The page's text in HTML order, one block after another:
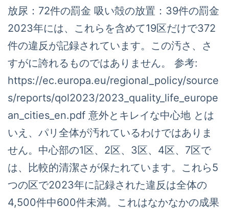
放尿：72件の罰金 吸い殻の放置：39件の罰金
2023年には、これらを含めて19区だけで372
件の違反が記録されています。この汚さ、さ
すがに誇れるものではありません。 参考:
https://ec.europa.eu/regional_policy/source
s/reports/qol2023/2023_quality_life_europe
an_cities_en.pdf 意外とキレイな中心地 とは
いえ、パリ全体が汚れているわけではありま
せん。中心部の1区、2区、3区、4区、7区で
は、比較的清潔さが保たれています。これら5
つの区で2023年に記録された違反は全体の
4,500件中600件未満。これはなかなかの成果